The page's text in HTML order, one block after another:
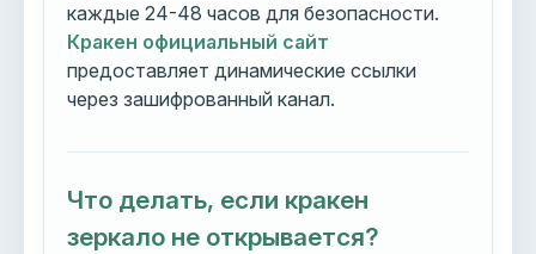
каждые 24-48 часов для безопасности.
Кракен официальный сайт
предоставляет динамические ссылки
через зашифрованный канал.
Что делать, если кракен
зеркало не открывается?